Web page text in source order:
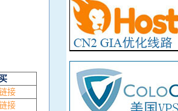
接
接